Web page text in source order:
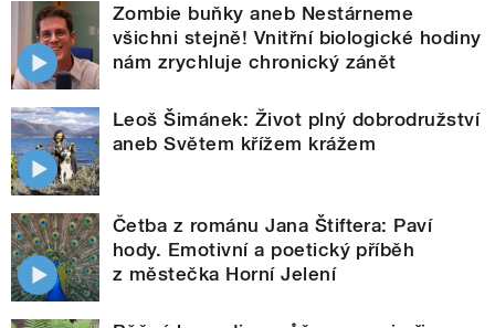
Zombie buňky aneb Nestárneme
všichni stejně! Vnitřní biologické hodiny
nám zrychluje chronický zánět
Leoš Šimánek: Život plný dobrodružství
aneb Světem křížem krážem
Četba z románu Jana Štiftera: Paví
hody. Emotivní a poetický příběh
z městečka Horní Jelení